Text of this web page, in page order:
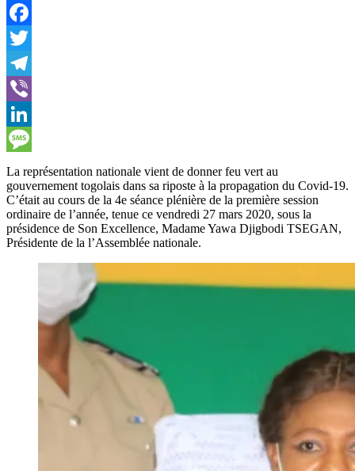
WhatsApp
Facebook
Twitter
Telegram
Viber
LinkedIn
Message
La représentation nationale vient de donner feu vert au
gouvernement togolais dans sa riposte à la propagation du Covid-19.
C’était au cours de la 4e séance plénière de la première session
ordinaire de l’année, tenue ce vendredi 27 mars 2020, sous la
présidence de Son Excellence, Madame Yawa Djigbodi TSEGAN,
Présidente de la l’Assemblée nationale.